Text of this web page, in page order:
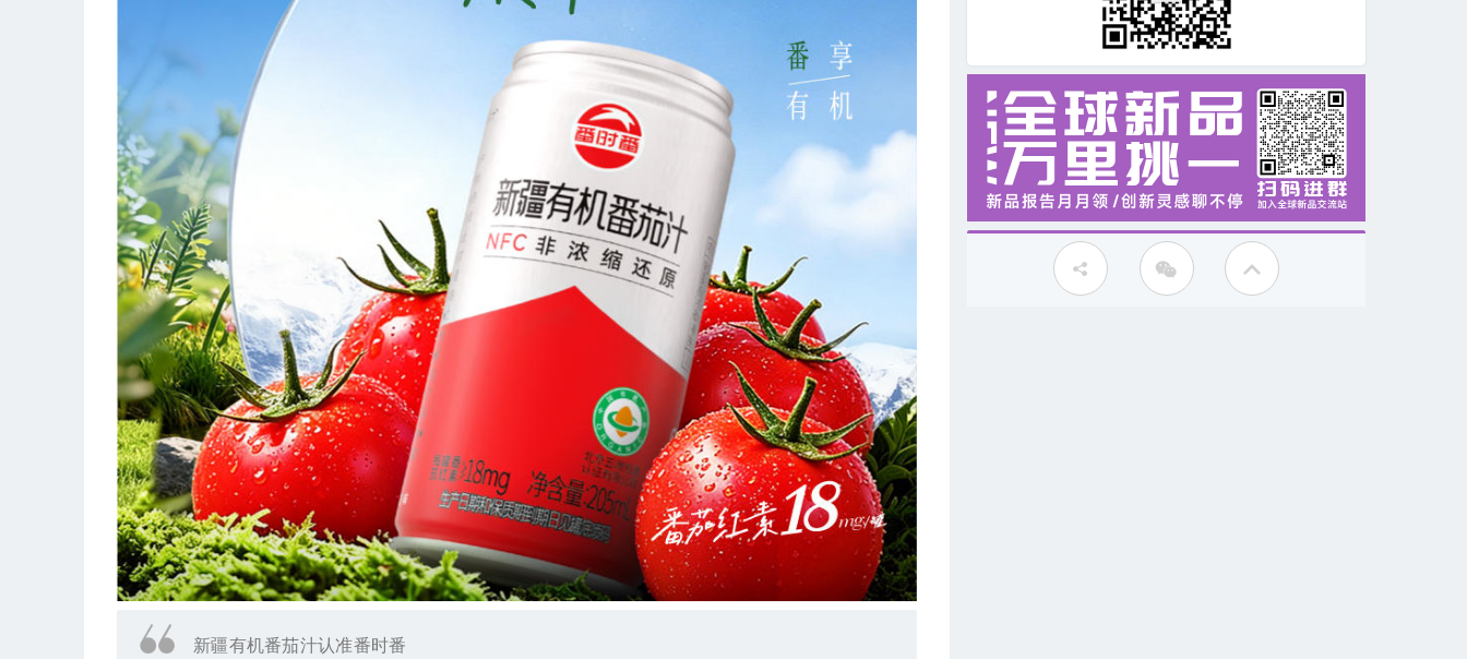
新疆有机番茄汁认准番时番